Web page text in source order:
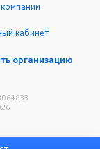
кабинет
организацию